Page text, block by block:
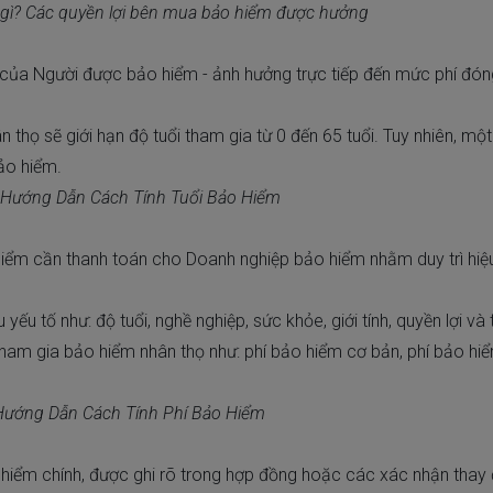
Các quyền lợi bên mua bảo hiểm được hưởng
Người được bảo hiểm - ảnh hưởng trực tiếp đến mức phí
thọ sẽ giới hạn độ tuổi tham gia từ 0 đến 65 tuổi. Tuy nhiên,
hiểm.
Dẫn Cách Tính Tuổi Bảo Hiểm
cần thanh toán cho Doanh nghiệp bảo hiểm nhằm duy trì
tố như: độ tuổi, nghề nghiệp, sức khỏe, giới tính, quyền lợi
gia bảo hiểm nhân thọ như: phí bảo hiểm cơ bản, phí bảo
Dẫn Cách Tính Phí Bảo Hiểm
chính, được ghi rõ trong hợp đồng hoặc các xác nhận thay